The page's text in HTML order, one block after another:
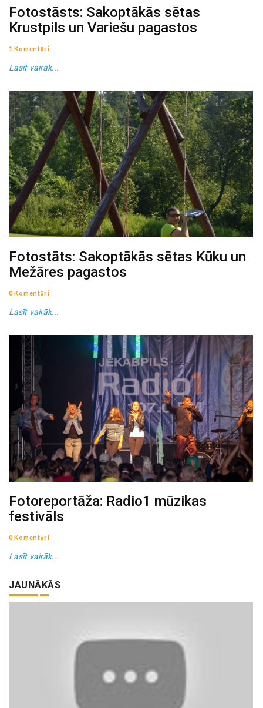
Fotostāsts: Sakoptākās sētas
Krustpils un Variešu pagastos
1 Komentāri
Lasīt vairāk...
Fotostāts: Sakoptākās sētas Kūku un
Mežāres pagastos
0 Komentāri
Lasīt vairāk...
Fotoreportāža: Radio1 mūzikas
festivāls
0 Komentāri
Lasīt vairāk...
JAUNĀKĀS